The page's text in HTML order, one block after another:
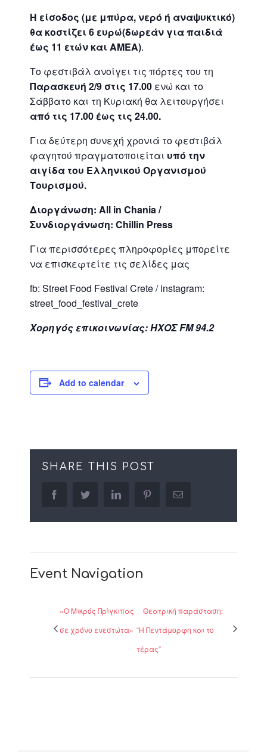
Η είσοδος (με μπύρα, νερό ή αναψυκτικό)
θα κοστίζει 6 ευρώ(δωρεάν για παιδιά
έως 11 ετών και ΑΜΕΑ).
Το φεστιβάλ ανοίγει τις πόρτες του τη
Παρασκευή 2/9 στις 17.00 ενώ και το
Σάββατο και τη Κυριακή θα λειτουργήσει
από τις 17.00 έως τις 24.00.
Για δεύτερη συνεχή χρονιά το φεστιβάλ
φαγητού πραγματοποιείται υπό την
αιγίδα του Ελληνικού Οργανισμού
Τουρισμού.
Διοργάνωση: All in Chania /
Συνδιοργάνωση: Chillin Press
Για περισσότερες πληροφορίες μπορείτε
να επισκεφτείτε τις σελίδες μας
fb: Street Food Festival Crete / instagram:
street_food_festival_crete
Χορηγός επικοινωνίας: ΗΧΟΣ FM 94.2
Add to calendar
SHARE THIS POST
facebooktwitter linkedin pinterestEmail
Event Navigation
«Ο Μικρός Πρίγκιπας
σε χρόνο ενεστώτα»
Θεατρική παράσταση:
“Η Πεντάμορφη και το
τέρας”